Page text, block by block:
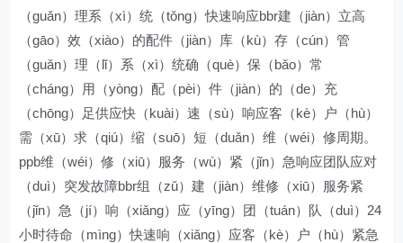
（guǎn）理系（xì）统（tǒng）快速响应bbr建（jiàn）立高
（gāo）效（xiào）的配件（jiàn）库（kù）存（cún）管
（guǎn）理（lǐ）系（xì）统确（què）保（bǎo）常
（cháng）用（yòng）配（pèi）件（jiàn）的（de）充
（chōng）足供应快（kuài）速（sù）响应客（kè）户（hù）
需（xū）求（qiú）缩（suō）短（duǎn）维（wéi）修周期。
ppb维（wéi）修（xiū）服务（wù）紧（jǐn）急响应团队应对
（duì）突发故障bbr组（zǔ）建（jiàn）维修（xiū）服务紧
（jǐn）急（jí）响（xiǎng）应（yīng）团（tuán）队（duì）24
小时待命（mìng）快速响（xiǎng）应客（kè）户（hù）紧急